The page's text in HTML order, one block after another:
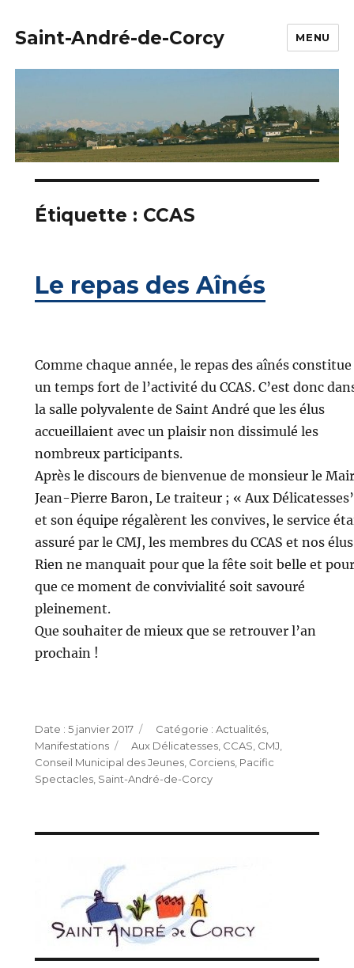
Saint-André-de-Corcy MENU
Étiquette : CCAS
Le repas des Aînés
Comme chaque année, le repas des aînés constitue
un temps fort de l’activité du CCAS. C’est donc
la salle polyvalente de Saint André que les élus
accueillaient avec un plaisir non dissimulé les
nombreux participants.
Après le discours de bienvenue de monsieur le
Jean-Pierre Baron, Le traiteur ; « Aux
et son équipe régalèrent les convives, le service
assuré par le CMJ, les membres du CCAS et nos
Rien ne manquait pour que la fête soit belle et pour
que ce moment de convivialité soit savouré
pleinement.
Que souhaiter de mieux que se retrouver l’an
prochain !
Publié
le
5 janvier 2017 Catégories
Actualités,
Manifestations
Étiquettes
Aux Délicatesses, CCAS CMJ
Conseil Municipal des Jeunes, Corciens, Pacific
Spectacles, Saint-André-de-Corcy